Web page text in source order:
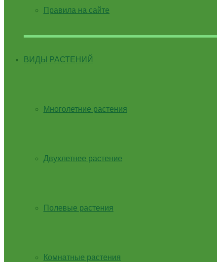
Правила на сайте
ВИДЫ РАСТЕНИЙ
Многолетние растения
Двухлетнее растение
Полевые растения
Комнатные растения